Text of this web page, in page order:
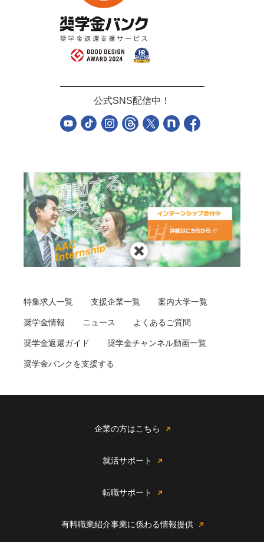
公式SNS配信中！
特集求人一覧 支援企業一覧 案内大学一覧
奨学金情報 ニュース よくあるご質問
奨学金返還ガイド 奨学金チャンネル動画一覧
奨学金バンクを支援する
企業の方はこちら
就活サポート
転職サポート
有料職業紹介事業に係わる情報提供